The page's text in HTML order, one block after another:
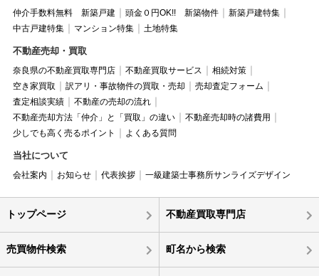
仲介手数料無料 新築戸建 頭金０円OK!! 新築物件
新築戸建特集
中古戸建特集
マンション特集 土地特集
不動産売却・買取
奈良県の不動産買取専門店 不動産買取サービス
相続対策
空き家買取
訳アリ・事故物件の買取・売却
売却査定フォーム
査定相談実績
不動産の売却の流れ
不動産売却方法「仲介」と「買取」の違い
不動産売却時の諸費用
少しでも高く売るポイント
よくある質問
当社について
会社案内 お知らせ 代表挨拶 一級建築士事務所サンライズデザイン
トップページ 不動産買取専門店
売買物件検索 町名から検索